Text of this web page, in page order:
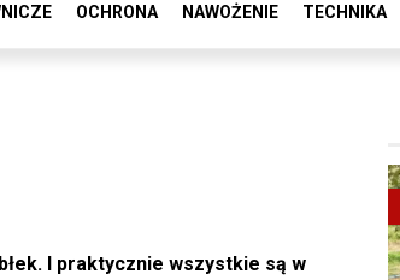
OCHRONA NAWOŻENIE TECHNIKA
I praktycznie wszystkie są w